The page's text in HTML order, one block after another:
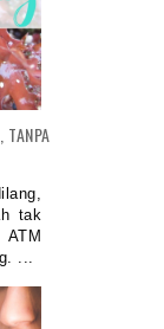
TANPA
tak
...